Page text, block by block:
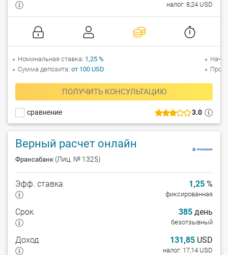
3.0
сравнение
налог: 8,24 USD
ПОЛУЧИТЬ КОНСУЛЬТАЦИЮ
Номинальная ставка 1,25 %
Сумма депозита от 100 USD
Верный расчет онлайн
Франсабанк (Лиц. № 1325)
Эфф. ставка 1,25 %
фиксированная
Срок 385 день
безотзывный
Доход 131,85 USD
налог: 17,14 USD